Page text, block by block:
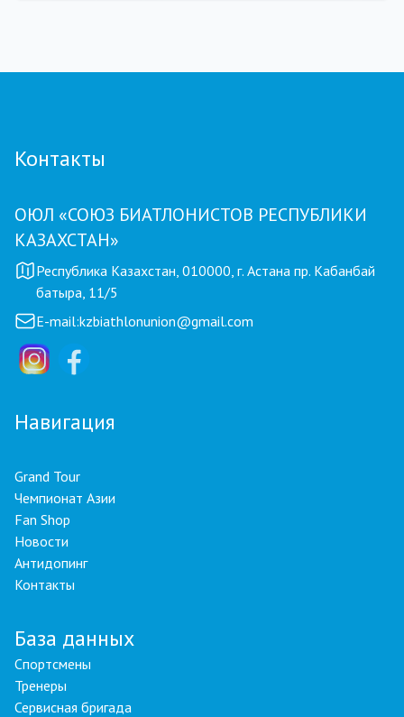
Контакты
ОЮЛ «СОЮЗ БИАТЛОНИСТОВ РЕСПУБЛИКИ
КАЗАХСТАН»
Республика Казахстан, 010000, г. Астана пр. Кабанбай
батыра, 11/5
E-mail:kzbiathlonunion@gmail.com
Навигация
Grand Tour
Чемпионат Азии
Fan Shop
Новости
Антидопинг
Контакты
База данных
Спортсмены
Тренеры
Сервисная бригада